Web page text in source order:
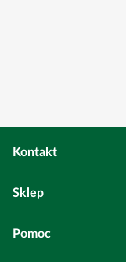
Kontakt
Bierutów
Sklep
Wszystkie kategorie
Pomoc